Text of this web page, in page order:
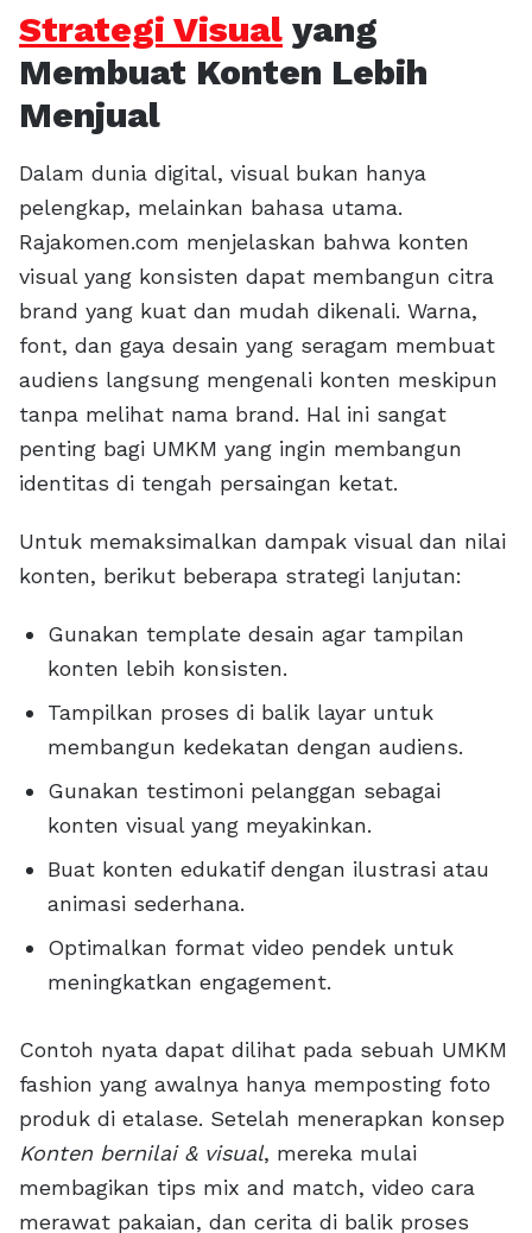
Strategi Visual yang
Membuat Konten Lebih
Menjual
Dalam dunia digital, visual bukan hanya
pelengkap, melainkan bahasa utama.
Rajakomen.com menjelaskan bahwa konten
visual yang konsisten dapat membangun citra
brand yang kuat dan mudah dikenali. Warna,
font, dan gaya desain yang seragam membuat
audiens langsung mengenali konten meskipun
tanpa melihat nama brand. Hal ini sangat
penting bagi UMKM yang ingin membangun
identitas di tengah persaingan ketat.
Untuk memaksimalkan dampak visual dan nilai
konten, berikut beberapa strategi lanjutan:
Gunakan template desain agar tampilan
konten lebih konsisten.
Tampilkan proses di balik layar untuk
membangun kedekatan dengan audiens.
Gunakan testimoni pelanggan sebagai
konten visual yang meyakinkan.
Buat konten edukatif dengan ilustrasi atau
animasi sederhana.
Optimalkan format video pendek untuk
meningkatkan engagement.
Contoh nyata dapat dilihat pada sebuah UMKM
fashion yang awalnya hanya memposting foto
produk di etalase. Setelah menerapkan konsep
Konten bernilai & visual, mereka mulai
membagikan tips mix and match, video cara
merawat pakaian, dan cerita di balik proses